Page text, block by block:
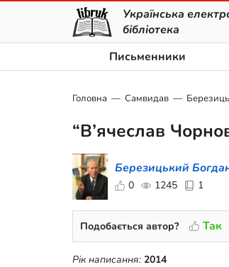
Українська
бібліотека
Письменники
Головна Самвидав
“В’ячеслав
Березицький
0 1245 1
Подобається автор? Так
Рік написання: 2014